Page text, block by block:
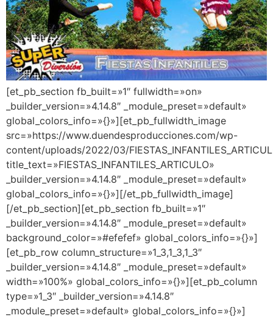
[et_pb_section fb_built=»1″ fullwidth=»on»
_builder_version=»4.14.8″ _module_preset=»default»
global_colors_info=»{}»][et_pb_fullwidth_image
src=»https://www.duendesproducciones.com/wp-
content/uploads/2022/03/
title_text=»FIESTAS_INFANTILES_ARTICULO»
_builder_version=»4.14.8″ _module_preset=»default»
global_colors_info=»{}»][/et_pb_fullwidth_image]
[/et_pb_section][et_pb_section fb_built=»1″
_builder_version=»4.14.8″ _module_preset=»default»
background_color=»#efefef» global_colors_info=»{}»]
[et_pb_row column_structure=»1_3,1_3,1_3″
_builder_version=»4.14.8″ _module_preset=»default»
width=»100%» global_colors_info=»{}»][et_pb_column
type=»1_3″ _builder_version=»4.14.8″
_module_preset=»default» global_colors_info=»{}»]